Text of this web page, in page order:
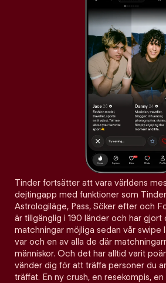
Tinder fortsätter att vara världens
dejtingapp med funktioner som
Astrologiläge, Pass, Söker efter och
är tillgänglig i 190 länder och har
matchningar möjliga sedan vår swipe
var och en av alla de där
människor. Och det har alltid varit
vänder dig för att träffa personer du
träffat. En ny crush, en resekompis,